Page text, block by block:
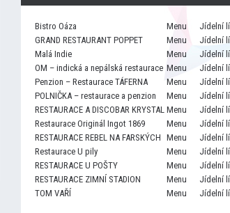
Bistro Oáza Menu
Jídelní
GRAND RESTAURANT POPPET
Menu
Jídelní
Malá Indie
Menu
Jídelní
OM – indická a nepálská restaurace Menu
Jídelní
Penzion – Restaurace TÁFERNA
Menu
Jídelní
POLNIČKA – restaurace a penzion
Menu
Jídelní
RESTAURACE A DISCOBAR KRYSTAL Menu
Jídelní
Restaurace Originál Ingot 1869
Menu
Jídelní
RESTAURACE REBEL NA FARSKÝCH Menu
Jídelní
Restaurace U pily
Menu
Jídelní
RESTAURACE U POŠTY
Menu
Jídelní
RESTAURACE ZIMNÍ STADION
Menu
Jídelní
TOM VAŘÍ
Menu Jídelní